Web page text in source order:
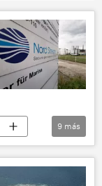
9 más